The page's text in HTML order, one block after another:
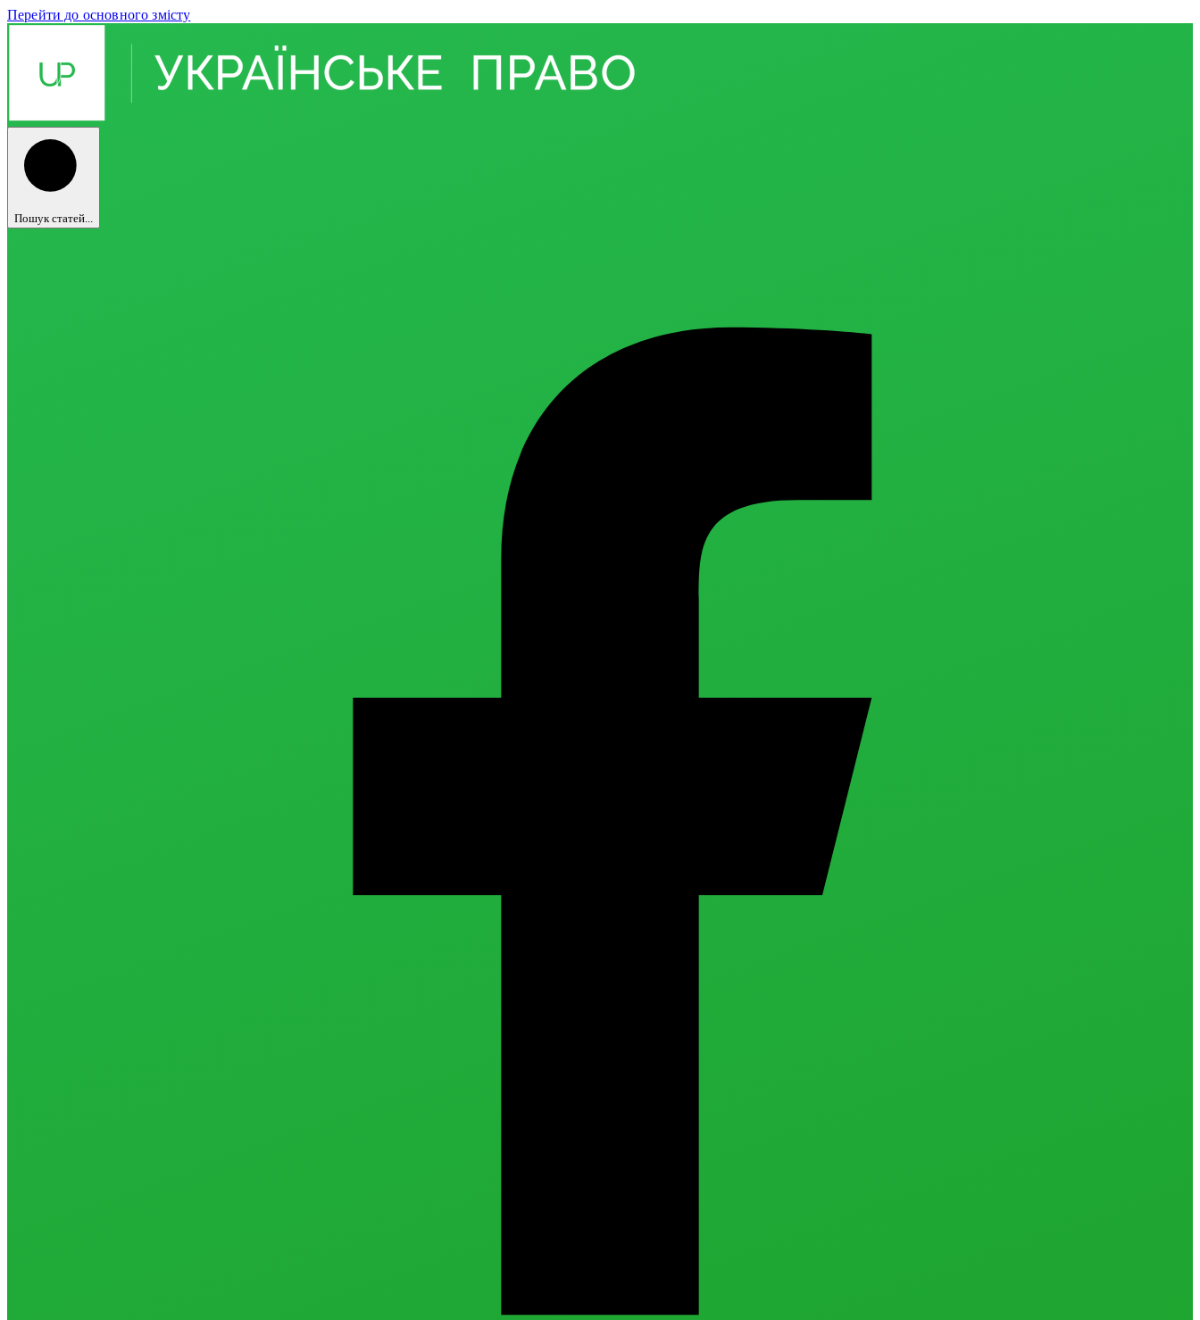
Перейти до основного змісту
Пошук статей...